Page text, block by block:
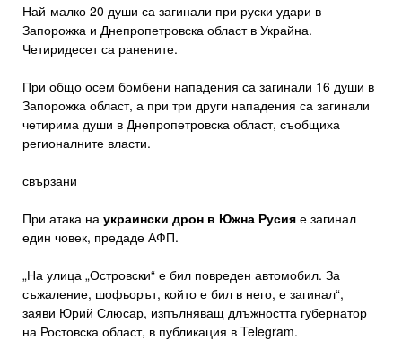
Най-малко 20 души са загинали при руски удари в
Запорожка и Днепропетровска област в Украйна.
Четиридесет са ранените.
При общо осем бомбени нападения са загинали 16 души в
Запорожка област, а при три други нападения са загинали
четирима души в Днепропетровска област, съобщиха
регионалните власти.
свързани
При атака на украински дрон в Южна Русия е загинал
един човек, предаде АФП.
„На улица „Островски“ е бил повреден автомобил. За
съжаление, шофьорът, който е бил в него, е загинал“,
заяви Юрий Слюсар, изпълняващ длъжността губернатор
на Ростовска област, в публикация в Telegram.